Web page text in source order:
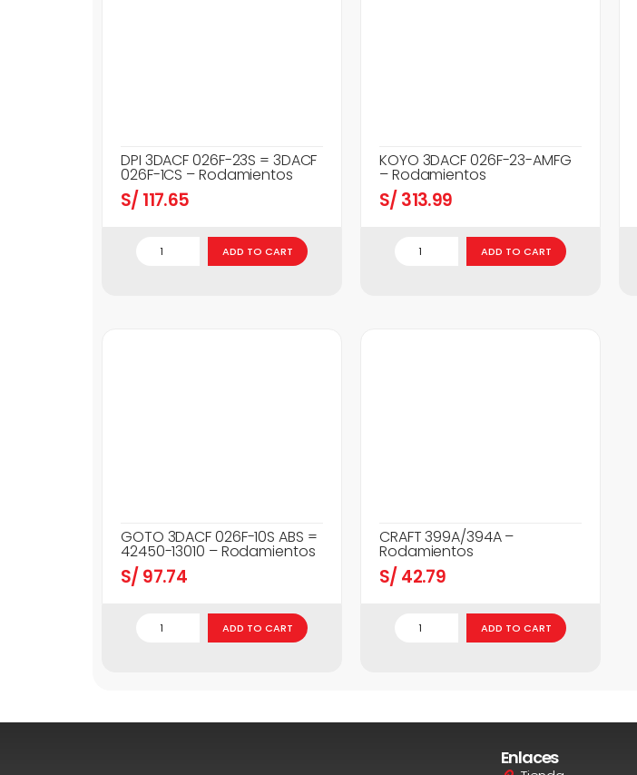
DPI 3DACF 026F-23S = 3DACF
026F-1CS – Rodamientos
S/ 117.65
ADD TO CART
KOYO 3DACF 026F-23-AMFG
– Rodamientos
S/ 313.99
ADD TO CART
GOTO 3DACF 026F-10S ABS =
42450-13010 – Rodamientos
S/ 97.74
ADD TO CART
CRAFT 399A/394A –
Rodamientos
S/ 42.79
ADD TO CART
Enlaces